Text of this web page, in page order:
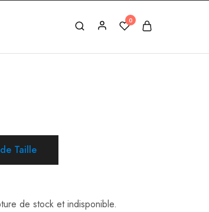
0
Taille
de stock et indisponible.